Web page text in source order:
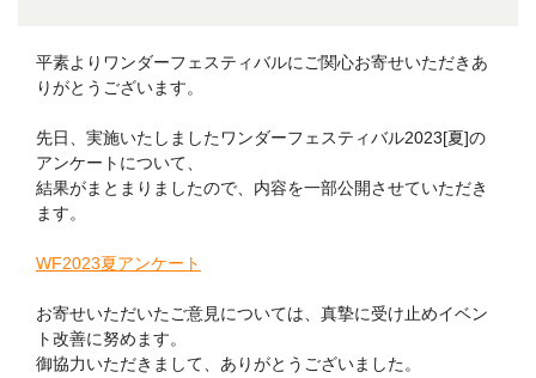
平素よりワンダーフェスティバルにご関心お寄せいただきあ
りがとうございます。
先日、実施いたしましたワンダーフェスティバル2023[夏]の
アンケートについて、
結果がまとまりましたので、内容を一部公開させていただき
ます。
WF2023夏アンケート
お寄せいただいたご意見については、真摯に受け止めイベン
ト改善に努めます。
御協力いただきまして、ありがとうございました。